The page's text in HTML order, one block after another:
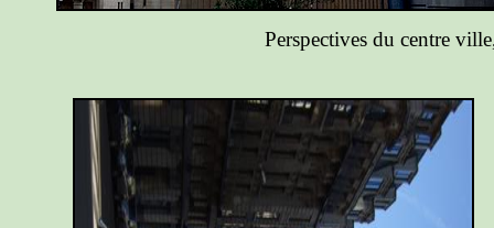
Perspectives du centre